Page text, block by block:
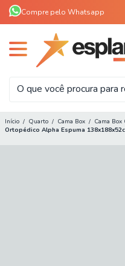
Compre pelo Whatsapp
Início / Quarto / Cama Box / Cama Box
Ortopédico Alpha Espuma